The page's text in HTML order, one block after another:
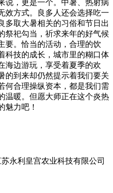
说，更是一个。中暑、热射病
效方式。良多人还会选择吃一
多取大暑相关的习俗和节日出
祭祀勾当，祈求来年的好气候
要。恰当的活动，合理的饮
科技的成长，城市里的糊口体
海边游玩，享受着夏季的欢
的到来却仍然提示着我们要关
何合理操纵资本，都是我们需
温暖。但愿大师正在这个炎热
魅力吧！
永利皇宫农业科技有限公司